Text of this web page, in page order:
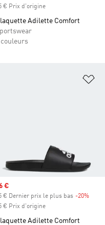
€ Prix d'origine
Adilette Comfort
couleurs
à la Liste de produits
soldé
€
€ Dernier prix le plus bas -20%
€ Prix d'origine
Adilette Comfort